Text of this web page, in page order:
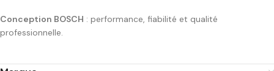
Conception BOSCH : performance, fiabilité et qualité
professionnelle.